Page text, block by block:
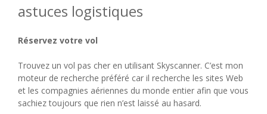
astuces logistiques
Réservez votre vol
Trouvez un vol pas cher en utilisant Skyscanner. C’est mon
moteur de recherche préféré car il recherche les sites Web
et les compagnies aériennes du monde entier afin que vous
sachiez toujours que rien n’est laissé au hasard.